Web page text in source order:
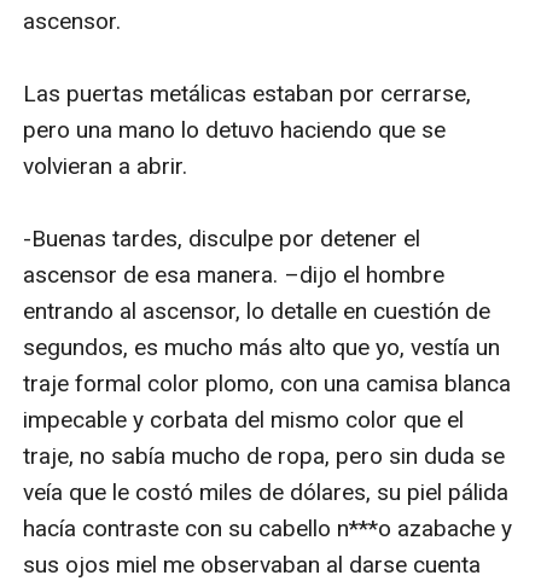
ascensor.
Las puertas metálicas estaban por cerrarse,
pero una mano lo detuvo haciendo que se
volvieran a abrir.
-Buenas tardes, disculpe por detener el
ascensor de esa manera. –dijo el hombre
entrando al ascensor, lo detalle en cuestión de
segundos, es mucho más alto que yo, vestía un
traje formal color plomo, con una camisa blanca
impecable y corbata del mismo color que el
traje, no sabía mucho de ropa, pero sin duda se
veía que le costó miles de dólares, su piel pálida
hacía contraste con su cabello n***o azabache y
sus ojos miel me observaban al darse cuenta